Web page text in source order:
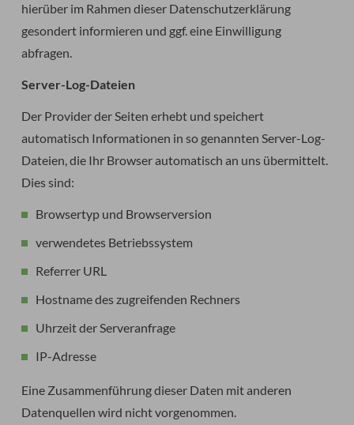
hierüber im Rahmen dieser Datenschutzerklärung
gesondert informieren und ggf. eine Einwilligung
abfragen.
Server-Log-Dateien
Der Provider der Seiten erhebt und speichert
automatisch Informationen in so genannten Server-Log-
Dateien, die Ihr Browser automatisch an uns übermittelt.
Dies sind:
Browsertyp und Browserversion
verwendetes Betriebssystem
Referrer URL
Hostname des zugreifenden Rechners
Uhrzeit der Serveranfrage
IP-Adresse
Eine Zusammenführung dieser Daten mit anderen
Datenquellen wird nicht vorgenommen.